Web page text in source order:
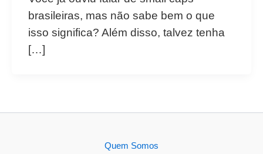
brasileiras, mas não sabe bem o que
isso significa? Além disso, talvez tenha
[…]
Quem Somos